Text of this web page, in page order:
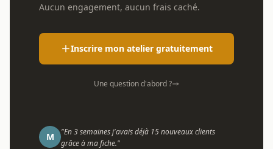
Aucun engagement, aucun frais caché.
Inscrire mon atelier gratuitement
Une question d'abord ?
M
"En 3 semaines j'avais déjà 15 nouveaux clients
grâce à ma fiche."